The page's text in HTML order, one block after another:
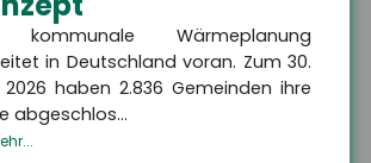
kommunale Wärmeplanung
in Deutschland voran. Zum 30.
2026 haben 2.836 Gemeinden ihre
abgeschlos...
Freiberufler
Freiberufler
Als Freiberufler gibt es
viele Maßnahmen, die Sie
zum Schutze Ihrer Person,